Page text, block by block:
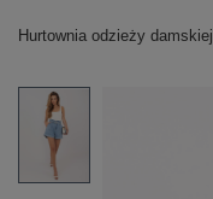
Hurtownia odzieży damskiej